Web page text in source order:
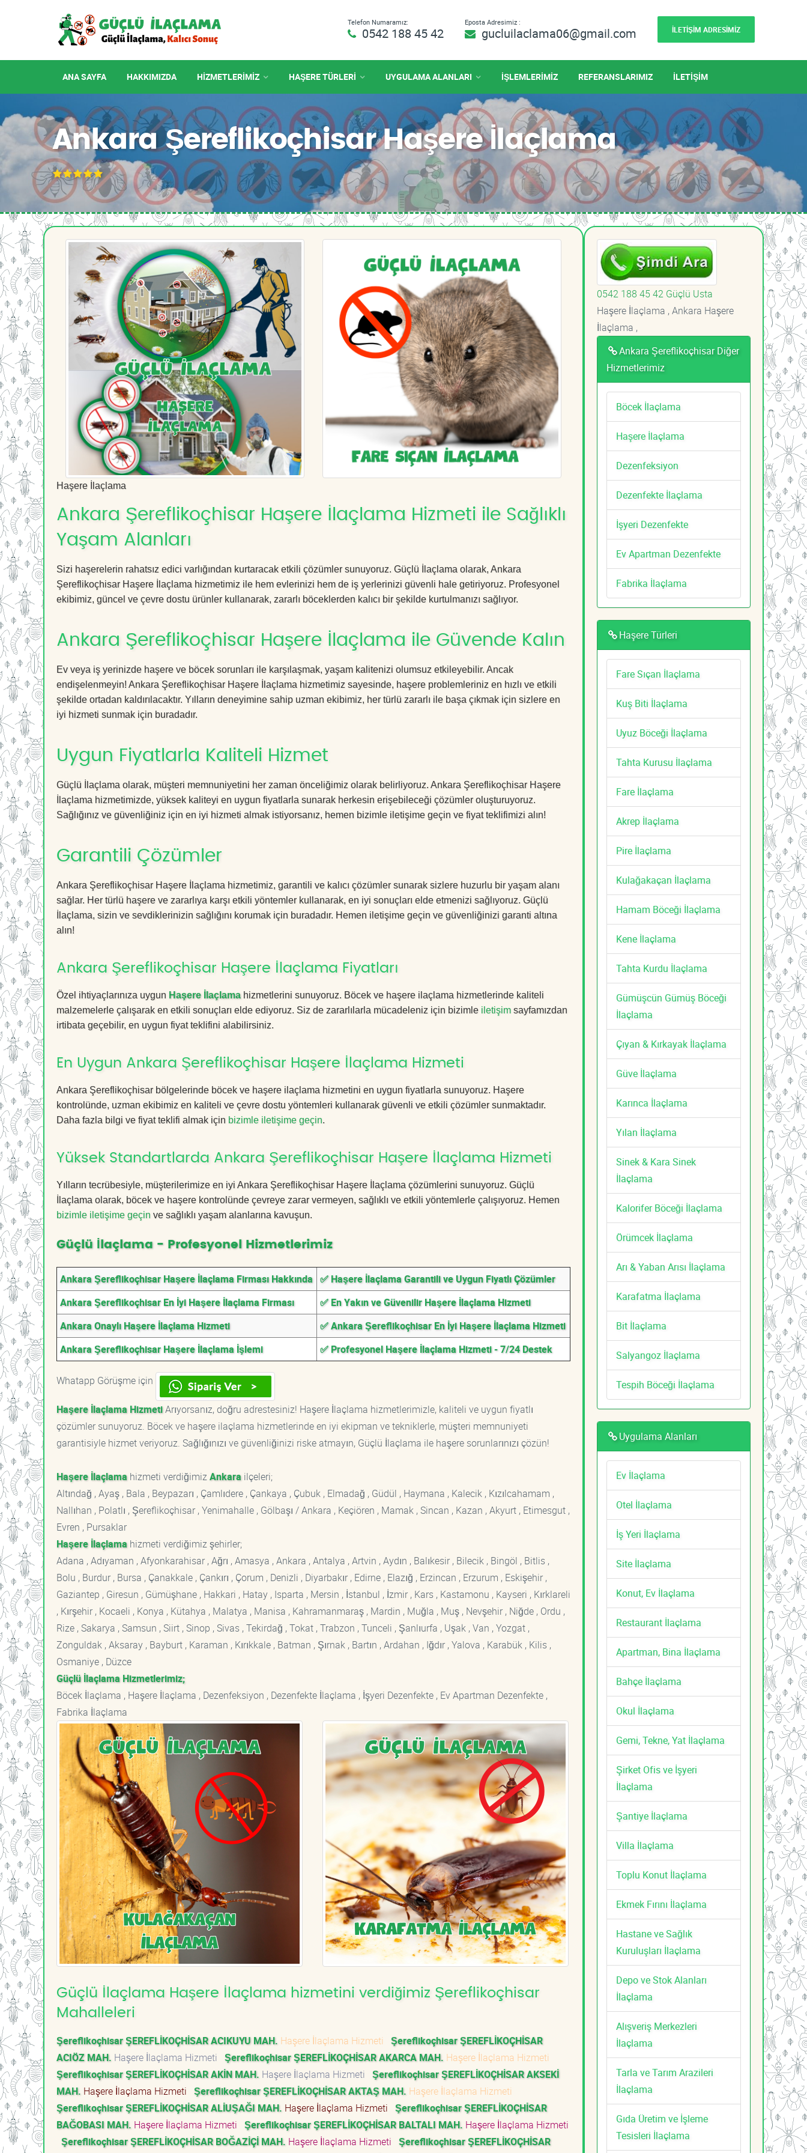
Telefon Numaramız:
0542 188 45 42
Eposta Adresimiz :
gucluilaclama06@gmail.com İLETİŞİM ADRESİMİZ
ANA SAYFA HAKKIMIZDA HIZMETLERIMIZ HAŞERE TÜRLERİ UYGULAMA ALANLARI İŞLEMLERİMİZ REFERANSLARIMIZ İLETİŞİM
Ankara Şereflikoçhisar Haşere İlaçlama
Haşere İlaçlama
Ankara Şereflikoçhisar Haşere İlaçlama Hizmeti ile Sağlıklı
Yaşam Alanları
Sizi haşerelerin rahatsız edici varlığından kurtaracak etkili çözümler sunuyoruz. Güçlü İlaçlama olarak, Ankara
Şereflikoçhisar Haşere İlaçlama hizmetimiz ile hem evlerinizi hem de iş yerlerinizi güvenli hale getiriyoruz. Profesyonel
ekibimiz, güncel ve çevre dostu ürünler kullanarak, zararlı böceklerden kalıcı bir şekilde kurtulmanızı sağlıyor.
Ankara Şereflikoçhisar Haşere İlaçlama ile Güvende Kalın
Ev veya iş yerinizde haşere ve böcek sorunları ile karşılaşmak, yaşam kalitenizi olumsuz etkileyebilir. Ancak
endişelenmeyin! Ankara Şereflikoçhisar Haşere İlaçlama hizmetimiz sayesinde, haşere problemleriniz en hızlı ve etkili
şekilde ortadan kaldırılacaktır. Yılların deneyimine sahip uzman ekibimiz, her türlü zararlı ile başa çıkmak için sizlere en
iyi hizmeti sunmak için buradadır.
Uygun Fiyatlarla Kaliteli Hizmet
Güçlü İlaçlama olarak, müşteri memnuniyetini her zaman önceliğimiz olarak belirliyoruz. Ankara Şereflikoçhisar Haşere
İlaçlama hizmetimizde, yüksek kaliteyi en uygun fiyatlarla sunarak herkesin erişebileceği çözümler oluşturuyoruz.
Sağlığınız ve güvenliğiniz için en iyi hizmeti almak istiyorsanız, hemen bizimle iletişime geçin ve fiyat teklifimizi alın!
Garantili Çözümler
Ankara Şereflikoçhisar Haşere İlaçlama hizmetimiz, garantili ve kalıcı çözümler sunarak sizlere huzurlu bir yaşam alanı
sağlar. Her türlü haşere ve zararlıya karşı etkili yöntemler kullanarak, en iyi sonuçları elde etmenizi sağlıyoruz. Güçlü
İlaçlama, sizin ve sevdiklerinizin sağlığını korumak için buradadır. Hemen iletişime geçin ve güvenliğinizi garanti altına
alın!
Ankara Şereflikoçhisar Haşere İlaçlama Fiyatları
Özel ihtiyaçlarınıza uygun Haşere İlaçlamahizmetlerini sunuyoruz. Böcek ve haşere ilaçlama hizmetlerinde kaliteli
malzemelerle çalışarak en etkili sonuçları elde ediyoruz. Siz de zararlılarla mücadeleniz için bizimle iletişim sayfamızdan
irtibata geçebilir, en uygun fiyat teklifini alabilirsiniz.
En Uygun Ankara Şereflikoçhisar Haşere İlaçlama Hizmeti
Ankara Şereflikoçhisar bölgelerinde böcek ve haşere ilaçlama hizmetini en uygun fiyatlarla sunuyoruz. Haşere
kontrolünde, uzman ekibimiz en kaliteli ve çevre dostu yöntemleri kullanarak güvenli ve etkili çözümler sunmaktadır.
Daha fazla bilgi ve fiyat teklifi almak için bizimle iletişime geçin.
Yüksek Standartlarda Ankara Şereflikoçhisar Haşere İlaçlama Hizmeti
Yılların tecrübesiyle, müşterilerimize en iyi Ankara Şereflikoçhisar Haşere İlaçlama çözümlerini sunuyoruz. Güçlü
İlaçlama olarak, böcek ve haşere kontrolünde çevreye zarar vermeyen, sağlıklı ve etkili yöntemlerle çalışıyoruz. Hemen
bizimle iletişime geçin ve sağlıklı yaşam alanlarına kavuşun.
Güçlü İlaçlama - Profesyonel Hizmetlerimiz
Ankara Şereflikoçhisar Haşere İlaçlama Firması Hakkında ✅ Haşere İlaçlama Garantili ve Uygun Fiyatlı Çözümler
Ankara Şereflikoçhisar En İyi Haşere İlaçlama Firması
✅ En Yakın ve Güvenilir Haşere İlaçlama Hizmeti
Ankara Onaylı Haşere İlaçlama Hizmeti
✅ Ankara Şereflikoçhisar En İyi Haşere İlaçlama Hizmeti
Ankara Şereflikoçhisar Haşere İlaçlama İşlemi
✅ Profesyonel Haşere İlaçlama Hizmeti - 7/24 Destek
Whatapp Görüşme için
Haşere İlaçlama HizmetiArıyorsanız, doğru adrestesiniz! Haşere İlaçlama hizmetlerimizle, kaliteli ve uygun fiyatlı
çözümler sunuyoruz. Böcek ve haşere ilaçlama hizmetlerinde en iyi ekipman ve tekniklerle, müşteri memnuniyeti
garantisiyle hizmet veriyoruz. Sağlığınızı ve güvenliğinizi riske atmayın, Güçlü İlaçlama ile haşere sorunlarınızı çözün!
Haşere İlaçlama hizmeti verdiğimizAnkara ilçeleri;
Altındağ , Ayaş , Bala , Beypazarı , Çamlıdere , Çankaya , Çubuk , Elmadağ , Güdül , Haymana , Kalecik , Kızılcahamam ,
Nallıhan , Polatlı , Şereflikoçhisar , Yenimahalle , Gölbaşı / Ankara , Keçiören , Mamak , Sincan , Kazan , Akyurt , Etimesgut ,
Evren , Pursaklar
Haşere İlaçlama hizmeti verdiğimiz şehirler;
Adana , Adıyaman , Afyonkarahisar , Ağrı , Amasya , Ankara , Antalya , Artvin , Aydın , Balıkesir , Bilecik , Bingöl , Bitlis ,
Bolu , Burdur , Bursa , Çanakkale , Çankırı , Çorum , Denizli , Diyarbakır , Edirne , Elazığ , Erzincan , Erzurum , Eskişehir ,
Gaziantep , Giresun , Gümüşhane , Hakkari , Hatay , Isparta , Mersin , İstanbul , İzmir , Kars , Kastamonu , Kayseri , Kırklareli
, Kırşehir , Kocaeli , Konya , Kütahya , Malatya , Manisa , Kahramanmaraş , Mardin , Muğla , Muş , Nevşehir , Niğde , Ordu ,
Rize , Sakarya , Samsun , Siirt , Sinop , Sivas , Tekirdağ , Tokat , Trabzon , Tunceli , Şanlıurfa , Uşak , Van , Yozgat ,
Zonguldak , Aksaray , Bayburt , Karaman , Kırıkkale , Batman , Şırnak , Bartın , Ardahan , Iğdır , Yalova , Karabük , Kilis ,
Osmaniye , Düzce
Güçlü İlaçlama Hizmetlerimiz;
Böcek İlaçlama , Haşere İlaçlama , Dezenfeksiyon , Dezenfekte İlaçlama , İşyeri Dezenfekte , Ev Apartman Dezenfekte ,
Fabrika İlaçlama
Güçlü İlaçlama Haşere İlaçlama hizmetini verdiğimiz Şereflikoçhisar
Mahalleleri
Şereflikoçhisar ŞEREFLİKOÇHİSAR ACIKUYU MAH. Haşere İlaçlama Hizmeti Şereflikoçhisar ŞEREFLİKOÇHİSAR
ACIÖZ MAH. Haşere İlaçlama Hizmeti Şereflikoçhisar ŞEREFLİKOÇHİSAR AKARCA MAH. Haşere İlaçlama Hizmeti
Şereflikoçhisar ŞEREFLİKOÇHİSAR AKİN MAH. Haşere İlaçlama Hizmeti Şereflikoçhisar ŞEREFLİKOÇHİSAR AKSEKİ
MAH. Haşere İlaçlama Hizmeti Şereflikoçhisar ŞEREFLİKOÇHİSAR AKTAŞ MAH. Haşere İlaçlama Hizmeti
Şereflikoçhisar ŞEREFLİKOÇHİSAR ALİUŞAĞI MAH. Haşere İlaçlama Hizmeti Şereflikoçhisar ŞEREFLİKOÇHİSAR
BAĞOBASI MAH. Haşere İlaçlama Hizmeti Şereflikoçhisar ŞEREFLİKOÇHİSAR BALTALI MAH. Haşere İlaçlama Hizmeti
Şereflikoçhisar ŞEREFLİKOÇHİSAR BOĞAZİÇİ MAH. Haşere İlaçlama Hizmeti Şereflikoçhisar ŞEREFLİKOÇHİSAR
0542 188 45 42 Güçlü Usta
Haşere İlaçlama , Ankara Haşere
İlaçlama ,
Ankara Şereflikoçhisar Diğer
Hizmetlerimiz
Böcek İlaçlama
Haşere İlaçlama
Dezenfeksiyon
Dezenfekte İlaçlama
İşyeri Dezenfekte
Ev Apartman Dezenfekte
Fabrika İlaçlama
Haşere Türleri
Fare Sıçan İlaçlama
Kuş Biti İlaçlama
Uyuz Böceği İlaçlama
Tahta Kurusu İlaçlama
Fare İlaçlama
Akrep İlaçlama
Pire İlaçlama
Kulağakaçan İlaçlama
Hamam Böceği İlaçlama
Kene İlaçlama
Tahta Kurdu İlaçlama
Gümüşcün Gümüş Böceği
İlaçlama
Çıyan & Kırkayak İlaçlama
Güve İlaçlama
Karınca İlaçlama
Yılan İlaçlama
Sinek & Kara Sinek
İlaçlama
Kalorifer Böceği İlaçlama
Örümcek İlaçlama
Arı & Yaban Arısı İlaçlama
Karafatma İlaçlama
Bit İlaçlama
Salyangoz İlaçlama
Tespih Böceği İlaçlama
Uygulama Alanları
Ev İlaçlama
Otel İlaçlama
İş Yeri İlaçlama
Site İlaçlama
Konut, Ev İlaçlama
Restaurant İlaçlama
Apartman, Bina İlaçlama
Bahçe İlaçlama
Okul İlaçlama
Gemi, Tekne, Yat İlaçlama
Şirket Ofis ve İşyeri
İlaçlama
Şantiye İlaçlama
Villa İlaçlama
Toplu Konut İlaçlama
Ekmek Fırını İlaçlama
Hastane ve Sağlık
Kuruluşları İlaçlama
Depo ve Stok Alanları
İlaçlama
Alışveriş Merkezleri
İlaçlama
Tarla ve Tarım Arazileri
İlaçlama
Gıda Üretim ve İşleme
Tesisleri İlaçlama